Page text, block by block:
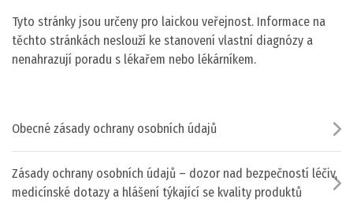
Tyto stránky jsou určeny pro laickou veřejnost. Informace na
těchto stránkách neslouží ke stanovení vlastní diagnózy a
nenahrazují poradu s lékařem nebo lékárníkem.
Obecné zásady ochrany osobních údajů
Zásady ochrany osobních údajů – dozor nad bezpečností léčiv,
medicínské dotazy a hlášení týkající se kvality produktů